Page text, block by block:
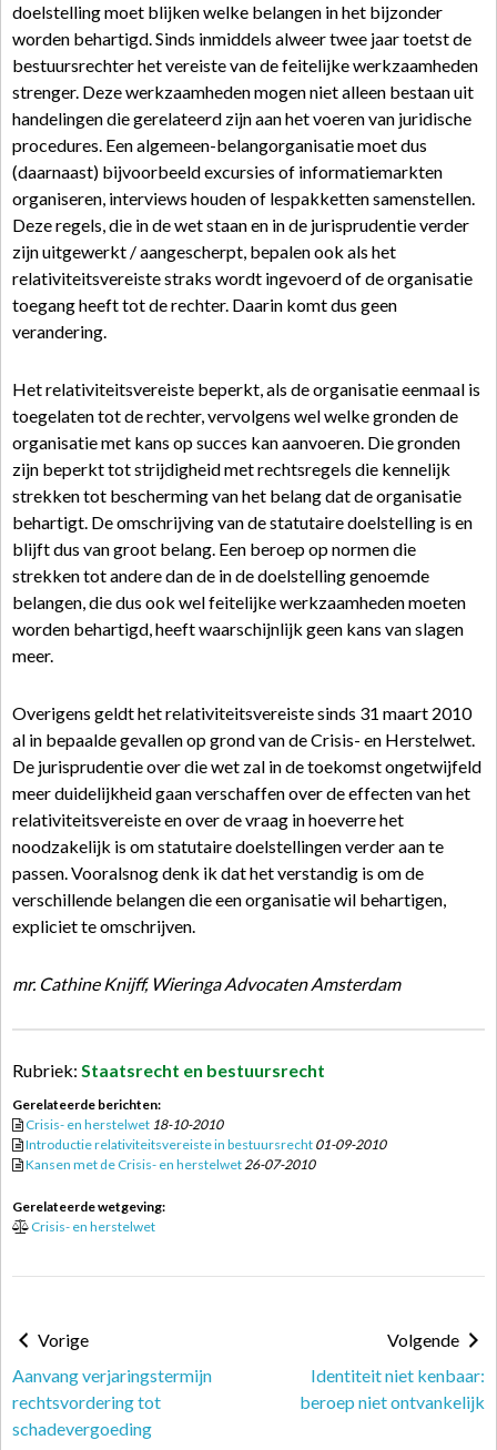
doelstelling moet blijken welke belangen in het bijzonder
worden behartigd. Sinds inmiddels alweer twee jaar toetst de
bestuursrechter het vereiste van de feitelijke werkzaamheden
strenger. Deze werkzaamheden mogen niet alleen bestaan uit
handelingen die gerelateerd zijn aan het voeren van juridische
procedures. Een algemeen-belangorganisatie moet dus
(daarnaast) bijvoorbeeld excursies of informatiemarkten
organiseren, interviews houden of lespakketten samenstellen.
Deze regels, die in de wet staan en in de jurisprudentie verder
zijn uitgewerkt / aangescherpt, bepalen ook als het
relativiteitsvereiste straks wordt ingevoerd of de organisatie
toegang heeft tot de rechter. Daarin komt dus geen
verandering.
Het relativiteitsvereiste beperkt, als de organisatie eenmaal is
toegelaten tot de rechter, vervolgens wel welke gronden de
organisatie met kans op succes kan aanvoeren. Die gronden
zijn beperkt tot strijdigheid met rechtsregels die kennelijk
strekken tot bescherming van het belang dat de organisatie
behartigt. De omschrijving van de statutaire doelstelling is en
blijft dus van groot belang. Een beroep op normen die
strekken tot andere dan de in de doelstelling genoemde
belangen, die dus ook wel feitelijke werkzaamheden moeten
worden behartigd, heeft waarschijnlijk geen kans van slagen
meer.
Overigens geldt het relativiteitsvereiste sinds 31 maart 2010
al in bepaalde gevallen op grond van de Crisis- en Herstelwet.
De jurisprudentie over die wet zal in de toekomst ongetwijfeld
meer duidelijkheid gaan verschaffen over de effecten van het
relativiteitsvereiste en over de vraag in hoeverre het
noodzakelijk is om statutaire doelstellingen verder aan te
passen. Vooralsnog denk ik dat het verstandig is om de
verschillende belangen die een organisatie wil behartigen,
expliciet te omschrijven.
mr. Cathine Knijff, Wieringa Advocaten Amsterdam
Rubriek: Staatsrecht en bestuursrecht
Gerelateerde berichten:
Crisis- en herstelwet 18-10-2010
Introductie relativiteitsvereiste in bestuursrecht 01-09-2010
Kansen met de Crisis- en herstelwet26-07-2010
Gerelateerde wetgeving:
Crisis- en herstelwet
Vorige
Aanvang verjaringstermijn
rechtsvordering tot
schadevergoeding
Volgende
Identiteit niet kenbaar:
beroep niet ontvankelijk